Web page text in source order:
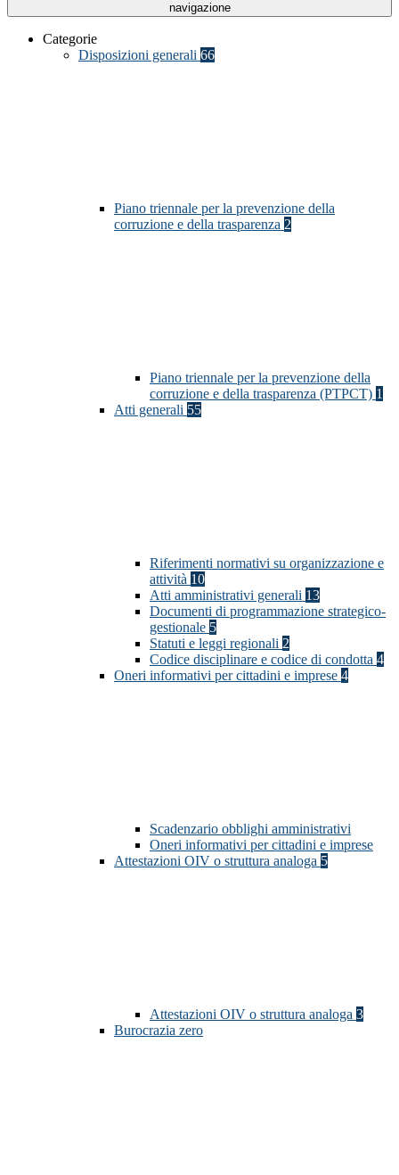
navigazione
Categorie
Disposizioni generali 66
Piano triennale per la prevenzione della
corruzione e della trasparenza 2
Piano triennale per la prevenzione della
corruzione e della trasparenza (PTPCT) 1
Atti generali 55
Riferimenti normativi su organizzazione e
attività 10
Atti amministrativi generali 13
Documenti di programmazione strategico-
gestionale 5
Statuti e leggi regionali 2
Codice disciplinare e codice di condotta 4
Oneri informativi per cittadini e imprese 4
Scadenzario obblighi amministrativi
Oneri informativi per cittadini e imprese
Attestazioni OIV o struttura analoga 5
Attestazioni OIV o struttura analoga 3
Burocrazia zero